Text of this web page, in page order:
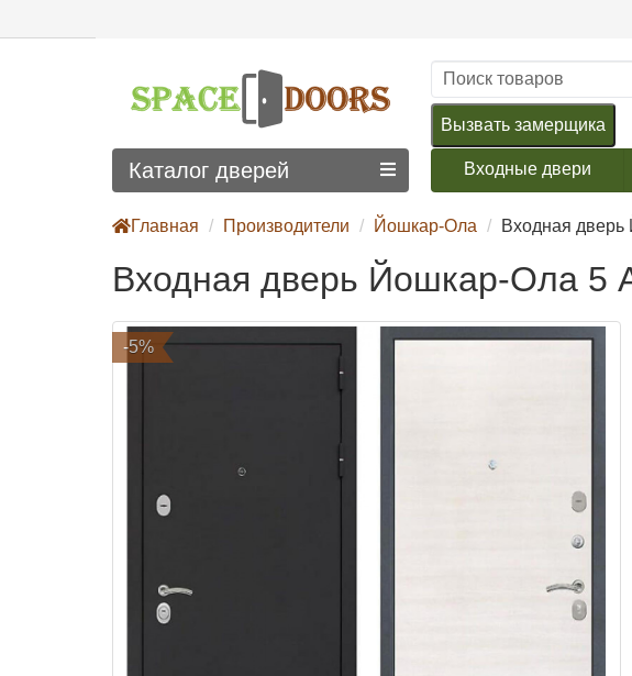
Вызвать замерщика
Входные двери
Каталог дверей
Главная Производители Йошкар-Ола Входная дверь
Входная дверь Йошкар-Ола 5
-5%